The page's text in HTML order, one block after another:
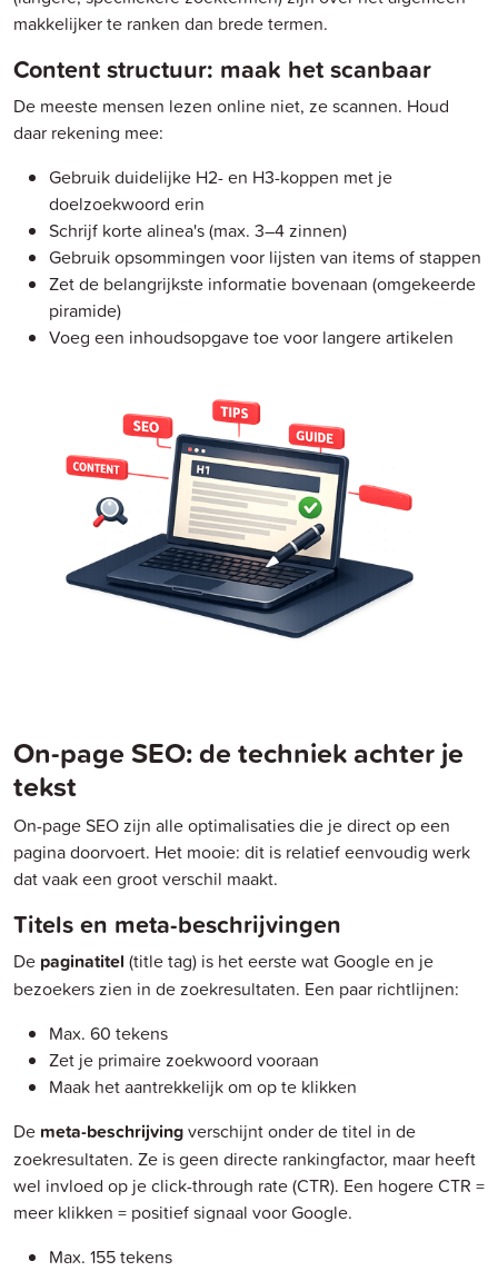
makkelijker te ranken dan brede termen.
Content structuur: maak het scanbaar
De meeste mensen lezen online niet, ze scannen. Houd
daar rekening mee:
Gebruik duidelijke H2- en H3-koppen met je
doelzoekwoord erin
Schrijf korte alinea's (max. 3–4 zinnen)
Gebruik opsommingen voor lijsten van items of stappen
Zet de belangrijkste informatie bovenaan (omgekeerde
piramide)
Voeg een inhoudsopgave toe voor langere artikelen
On-page SEO: de techniek achter je
tekst
On-page SEO zijn alle optimalisaties die je direct op een
pagina doorvoert. Het mooie: dit is relatief eenvoudig werk
dat vaak een groot verschil maakt.
Titels en meta-beschrijvingen
De paginatitel (title tag) is het eerste wat Google en je
bezoekers zien in de zoekresultaten. Een paar richtlijnen:
Max. 60 tekens
Zet je primaire zoekwoord vooraan
Maak het aantrekkelijk om op te klikken
De meta-beschrijvingverschijnt onder de titel in de
zoekresultaten. Ze is geen directe rankingfactor, maar heeft
wel invloed op je click-through rate (CTR). Een hogere CTR =
meer klikken = positief signaal voor Google.
Max. 155 tekens